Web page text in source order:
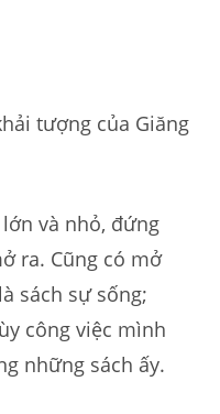
tượng của Giăng
và nhỏ, đứng
ra. Cũng có mở
sách sự sống;
công việc mình
những sách ấy.